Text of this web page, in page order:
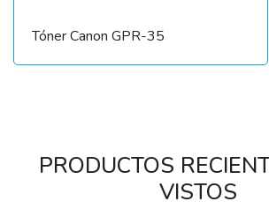
Tóner Canon GPR-35
PRODUCTOS
VISTOS